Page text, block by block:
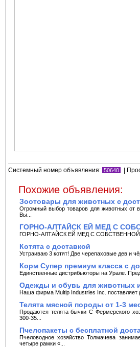
Системный номер объявления: 50640 |
Похожие объявления:
Зоотовары для животных с
Огромный выбор товаров для животных от
Вы...
ГОРНО-АЛТАЙСК ЕЙ МЕД С
ГОРНО-АЛТАЙСК ЕЙ МЕД С СОБСТВЕННОЙ
Котята с доставкой
Устраиваю 3 котят! Две черепаxовые дев и
Корм Супер премиум класса с
Единственные дистрибьюторы на Урале.
Одежды и обувь для животных
Наша фирма Multip Industries Inc. поставляет
Телята мясной породы от 1-3
Продаются телята бычки С Фермерского
300-35...
Пчелопакеты с бесплатной
Пчеловодное хозяйство Толмачева
четыре рамки «...